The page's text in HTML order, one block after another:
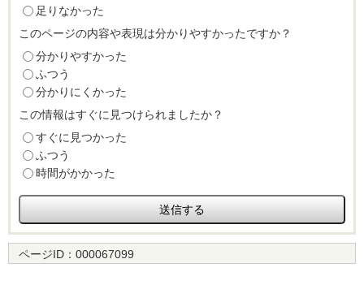
足りなかった
このページの内容や表現は分かりやすかったですか？
分かりやすかった
ふつう
分かりにくかった
この情報はすぐに見つけられましたか？
すぐに見つかった
ふつう
時間がかかった
ページID： 000067099